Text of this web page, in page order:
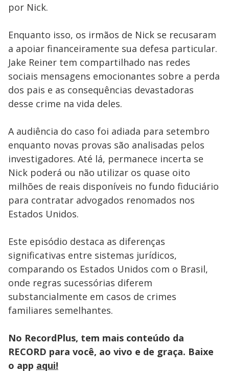
por Nick.
Enquanto isso, os irmãos de Nick se recusaram
a apoiar financeiramente sua defesa particular.
Jake Reiner tem compartilhado nas redes
sociais mensagens emocionantes sobre a perda
dos pais e as consequências devastadoras
desse crime na vida deles.
A audiência do caso foi adiada para setembro
enquanto novas provas são analisadas pelos
investigadores. Até lá, permanece incerta se
Nick poderá ou não utilizar os quase oito
milhões de reais disponíveis no fundo fiduciário
para contratar advogados renomados nos
Estados Unidos.
Este episódio destaca as diferenças
significativas entre sistemas jurídicos,
comparando os Estados Unidos com o Brasil,
onde regras sucessórias diferem
substancialmente em casos de crimes
familiares semelhantes.
No RecordPlus, tem mais conteúdo da
RECORD para você, ao vivo e de graça. Baixe
o app aqui!